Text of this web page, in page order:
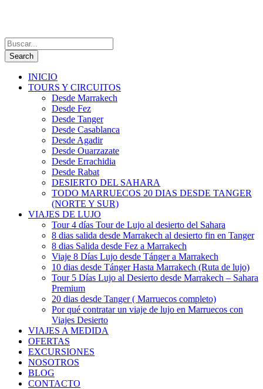
INICIO
TOURS Y CIRCUITOS
Desde Marrakech
Desde Fez
Desde Tanger
Desde Casablanca
Desde Agadir
Desde Ouarzazate
Desde Errachidia
Desde Rabat
DESIERTO DEL SAHARA
TODO MARRUECOS 20 DIAS DESDE TANGER
(NORTE Y SUR)
VIAJES DE LUJO
Tour 4 días Tour de Lujo al desierto del Sahara
8 dias salida desde Marrakech al desierto fin en Tanger
8 dias Salida desde Fez a Marrakech
Viaje 8 Días Lujo desde Tánger a Marrakech
10 dias desde Tánger Hasta Marrakech (Ruta de lujo)
Tour 5 Días Lujo al Desierto desde Marrakech – Sahara
Premium
20 dias desde Tanger ( Marruecos completo)
Por qué contratar un viaje de lujo en Marruecos con
Viajes Desierto
VIAJES A MEDIDA
OFERTAS
EXCURSIONES
NOSOTROS
BLOG
CONTACTO